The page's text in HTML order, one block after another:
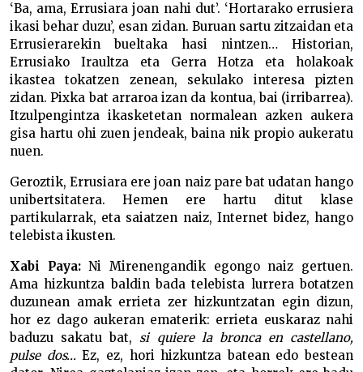
‘Ba, ama, Errusiara joan nahi dut’. ‘Hortarako errusiera
ikasi behar duzu’, esan zidan. Buruan sartu zitzaidan eta
Errusierarekin bueltaka hasi nintzen… Historian,
Errusiako Iraultza eta Gerra Hotza eta holakoak
ikastea tokatzen zenean, sekulako interesa pizten
zidan. Pixka bat arraroa izan da kontua, bai (irribarrea).
Itzulpengintza ikasketetan normalean azken aukera
gisa hartu ohi zuen jendeak, baina nik propio aukeratu
nuen.
Geroztik, Errusiara ere joan naiz pare bat udatan hango
unibertsitatera. Hemen ere hartu ditut klase
partikularrak, eta saiatzen naiz, Internet bidez, hango
telebista ikusten.
Xabi Paya:Ni Mirenengandik egongo naiz gertuen.
Ama hizkuntza baldin bada telebista lurrera botatzen
duzunean amak errieta zer hizkuntzatan egin dizun,
hor ez dago aukeran ematerik: errieta euskaraz nahi
baduzu sakatu bat, si quiere la bronca en castellano,
pulse dos…Ez, ez, hori hizkuntza batean edo bestean